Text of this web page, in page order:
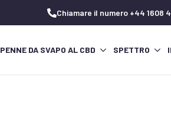
Chiamare il numero +44 1608
PENNE DA SVAPO AL CBD SPETTRO